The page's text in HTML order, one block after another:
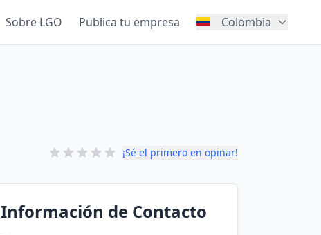
Sobre LGO Publica tu empresa Colombia
¡Sé el primero en opinar!
Información de Contacto